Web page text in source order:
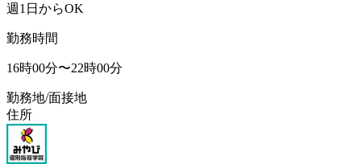
週1日からOK
勤務時間
16時00分〜22時00分
勤務地/面接地
住所